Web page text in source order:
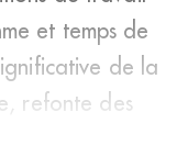
et temps de
de la
refonte des